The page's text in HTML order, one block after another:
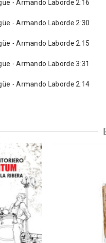
- Armando Laborde 2:16
- Armando Laborde 2:30
- Armando Laborde 2:15
- Armando Laborde 3:31
- Armando Laborde 2:14